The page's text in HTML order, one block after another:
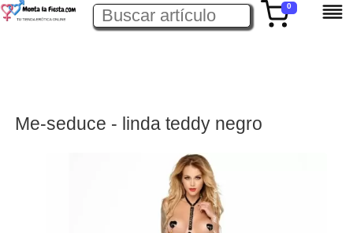
0
Me-seduce - linda teddy negro